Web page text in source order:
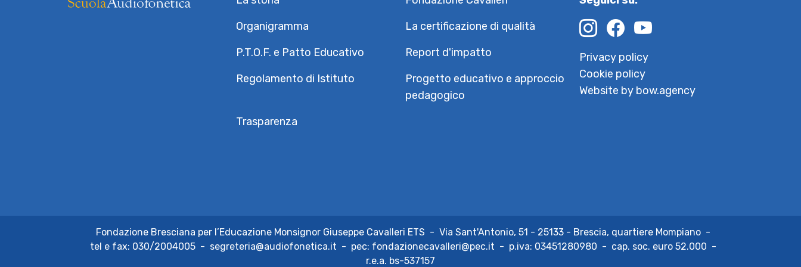
Organigramma
La certificazione di qualità
P.T.O.F. e Patto Educativo
Report d'impatto
Regolamento di Istituto
Progetto educativo e approccio
pedagogico
Trasparenza
Privacy policy
Cookie policy
Website by bow.agency
Fondazione Bresciana per l’Educazione Monsignor Giuseppe Cavalleri ETS - Via Sant'Antonio, 51 - 25133 - Brescia, quartiere Mompiano -
tel e fax: 030/2004005 - segreteria@audiofonetica.it - pec: fondazionecavalleri@pec.it - p.iva: 03451280980 - cap. soc. euro 52.000 -
r.e.a. bs-537157